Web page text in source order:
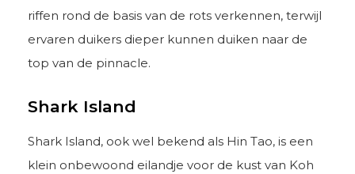
riffen rond de basis van de rots verkennen, terwijl
ervaren duikers dieper kunnen duiken naar de
top van de pinnacle.
Shark Island
Shark Island, ook wel bekend als Hin Tao, is een
klein onbewoond eilandje voor de kust van Koh